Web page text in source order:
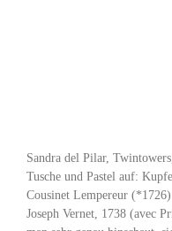
Sandra del Pilar,
Tusche und Pastel auf:
Cousinet Lempereur
Joseph Vernet, 1738 (avec